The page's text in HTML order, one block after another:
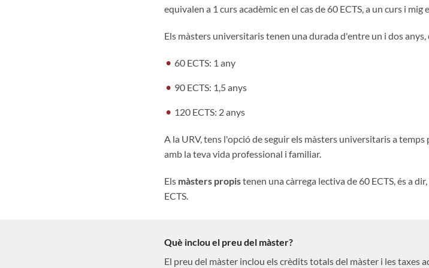
equivalen a 1 curs acadèmic en el cas de 60 ECTS, a un curs i mig
Els màsters universitaris tenen una durada d'entre un i dos
60 ECTS: 1 any
90 ECTS: 1,5 anys
120 ECTS: 2 anys
A la URV, tens l'opció de seguir els màsters universitaris a
amb la teva vida professional i familiar.
Els màsters propistenen una càrrega lectiva de 60 ECTS, és a
ECTS.
Què inclou el preu del màster?
El preu del màster inclou els crèdits totals del màster i les taxes